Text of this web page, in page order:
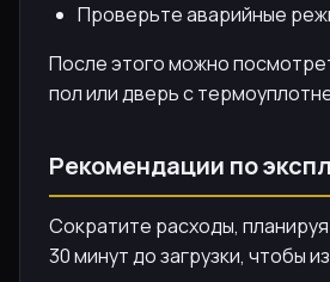
Проверьте аварийные
После этого можно
пол или дверь с
Рекомендации по
Сократите расходы,
30 минут до загрузки, чтобы